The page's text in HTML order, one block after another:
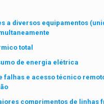
a diversos equipamentos
total
de energia elétrica
falhas e acesso técnico
comprimentos de linhas